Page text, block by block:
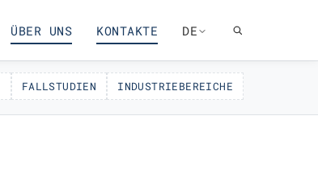
ÜBER UNS KONTAKTE DE
FALLSTUDIEN INDUSTRIEBEREICHE